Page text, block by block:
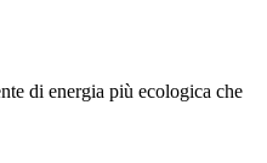
di energia più ecologica che